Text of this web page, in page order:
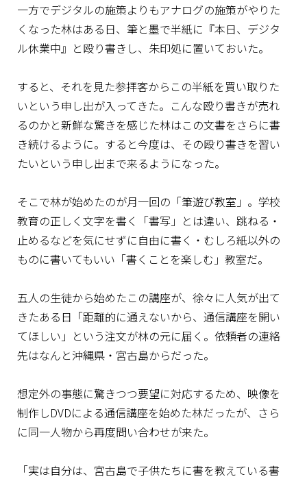
一方でデジタルの施策よりもアナログの施策がやりた
くなった林はある日、筆と墨で半紙に『本日、デジタ
ル休業中』と殴り書きし、朱印処に置いておいた。
すると、それを見た参拝客からこの半紙を買い取りた
いという申し出が入ってきた。こんな殴り書きが売れ
るのかと新鮮な驚きを感じた林はこの文書をさらに書
き続けるように。すると今度は、その殴り書きを習い
たいという申し出まで来るようになった。
そこで林が始めたのが月一回の「筆遊び教室」。学校
教育の正しく文字を書く「書写」とは違い、跳ねる・
止めるなどを気にせずに自由に書く・むしろ紙以外の
ものに書いてもいい「書くことを楽しむ」教室だ。
五人の生徒から始めたこの講座が、徐々に人気が出て
きたある日「距離的に通えないから、通信講座を開い
てほしい」という注文が林の元に届く。依頼者の連絡
先はなんと沖縄県・宮古島からだった。
想定外の事態に驚きつつ要望に対応するため、映像を
制作しDVDによる通信講座を始めた林だったが、さら
に同一人物から再度問い合わせが来た。
「実は自分は、宮古島で子供たちに書を教えている書